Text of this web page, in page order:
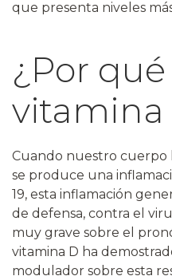
que presenta niveles
¿Por qué
vitamina
Cuando nuestro cuerpo
se produce una
19, esta inflamación
de defensa, contra el
muy grave sobre el
vitamina D ha
modulador sobre esta